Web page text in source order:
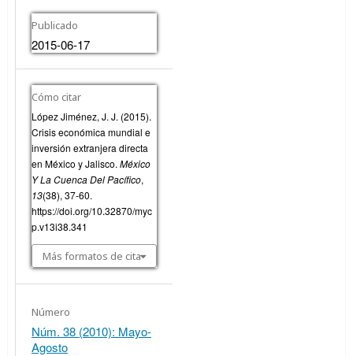
Publicado
2015-06-17
Cómo citar
López Jiménez, J. J. (2015).
Crisis económica mundial e
inversión extranjera directa
en México y Jalisco. México
Y La Cuenca Del Pacífico,
13(38), 37-60.
https://doi.org/10.32870/myc
p.v13i38.341
Más formatos de cita
Número
Núm. 38 (2010): Mayo-
Agosto